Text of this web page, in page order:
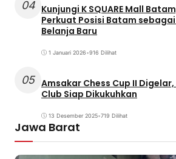
04 Kunjungi K SQUARE Mall
Perkuat Posisi Batam
Belanja Baru
1 Januari 2026•916 Dilihat
05 Amsakar Chess Cup II Digelar,
Club Siap Dikukuhkan
13 Desember 2025•719 Dilihat
Jawa Barat